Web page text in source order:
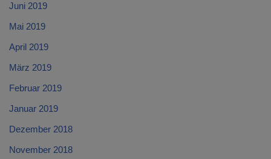
Juni 2019
Mai 2019
April 2019
März 2019
Februar 2019
Januar 2019
Dezember 2018
November 2018